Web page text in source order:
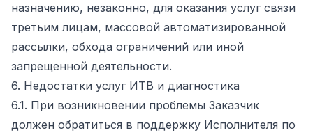
назначению, незаконно, для оказания услуг связи
третьим лицам, массовой автоматизированной
рассылки, обхода ограничений или иной
запрещенной деятельности.
6. Недостатки услуг ИТВ и диагностика
6.1. При возникновении проблемы Заказчик
должен обратиться в поддержку Исполнителя по